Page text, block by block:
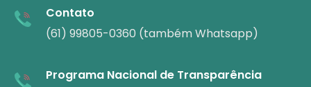
Contato
(61) 99805-0360 (também Whatsapp)
Programa Nacional de Transparência